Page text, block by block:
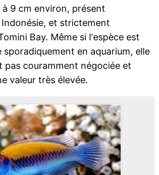
9 cm environ, présent
et strictement
Bay. Même si l'espèce est
sporadiquement en aquarium, elle
pas couramment négociée et
valeur très élevée.